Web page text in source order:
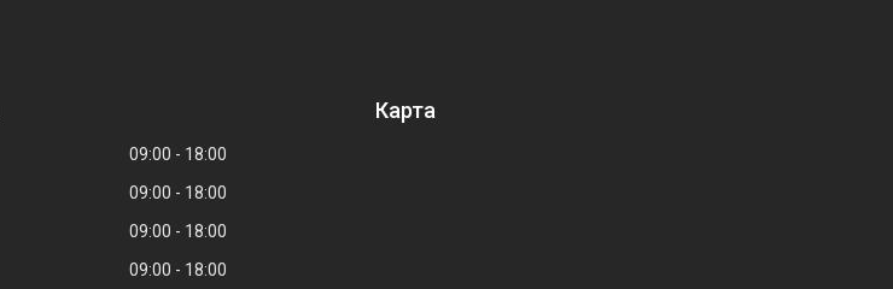
09:00
18:00
09:00
18:00
09:00
18:00
09:00 18:00
Карта